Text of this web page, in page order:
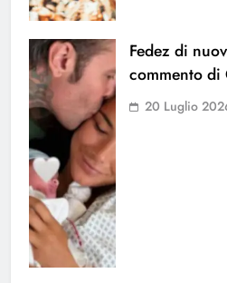
Fedez di
commento di
20 Luglio